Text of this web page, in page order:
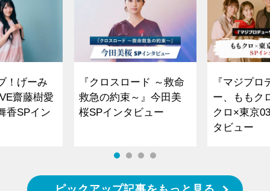
！げーみ
齋藤樹愛
香SPイン
『クロスロード ～救命
救急の約束～』今田美
桜SPインタビュー
『マジプロ
ー、ももク
クロ×東京
タビュー